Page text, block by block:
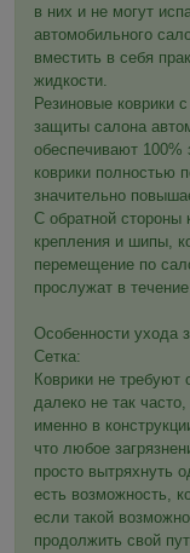
в них и не могут
автомобильного
вместить в себя
жидкости.
Резиновые коврики
защиты салона
обеспечивают 100%
коврики полностью
значительно
С обратной стороны
крепления и шипы,
перемещение по
прослужат в
Особенности ухода
Сетка:
Коврики не требуют
далеко не так
именно в
что любое
просто вытряхнуть
есть возможность,
если такой
продолжить свой